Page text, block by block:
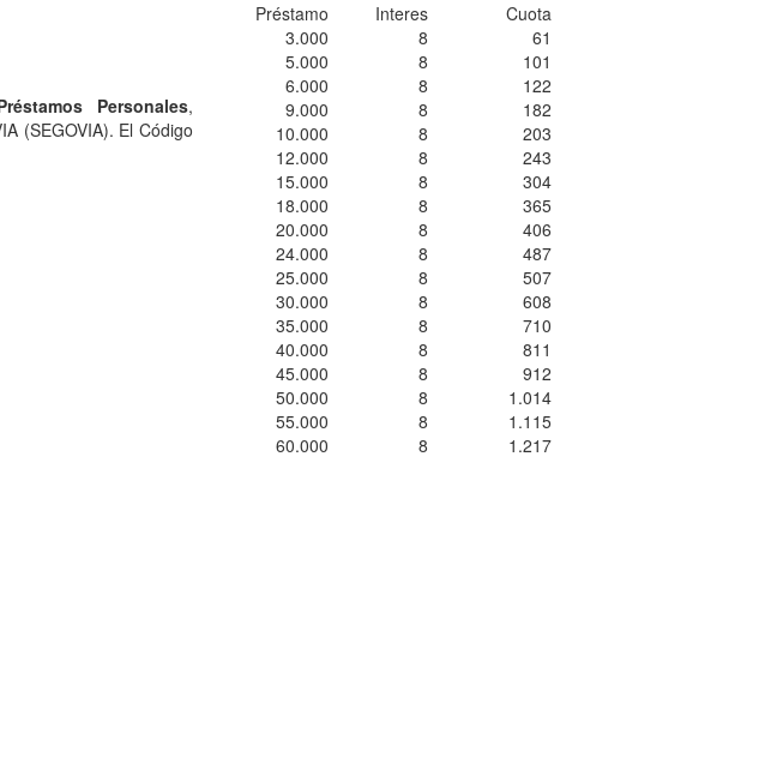
Personales,
(SEGOVIA). El Código
Préstamo Interes
Cuota
3.000
8
61
5.000
8
101
6.000
8
122
9.000
8
182
10.000
8
203
12.000
8
243
15.000
8
304
18.000
8
365
20.000
8
406
24.000
8
487
25.000
8
507
30.000
8
608
35.000
8
710
40.000
8
811
45.000
8
912
50.000
8
1.014
55.000
8
1.115
60.000
8 1.217